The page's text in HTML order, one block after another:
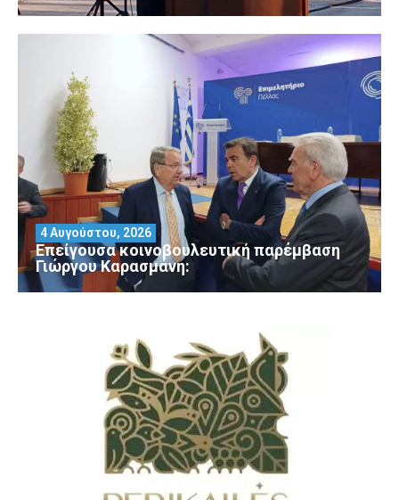
Επείγουσα κοινοβουλευτική παρέμβαση
Γιώργου Καρασμάνη:
4 Αυγούστου, 2026